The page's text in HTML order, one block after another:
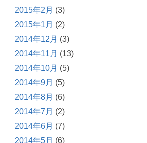
2015年2月 (3)
2015年1月 (2)
2014年12月 (3)
2014年11月 (13)
2014年10月 (5)
2014年9月 (5)
2014年8月 (6)
2014年7月 (2)
2014年6月 (7)
2014年5月 (6)